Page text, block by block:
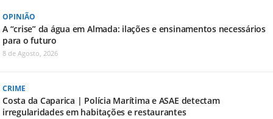
OPINIÃO
A “crise” da água em Almada: ilações e ensinamentos necessários
para o futuro
8 de Agosto, 2026
CRIME
Costa da Caparica | Polícia Marítima e ASAE detectam
irregularidades em habitações e restaurantes